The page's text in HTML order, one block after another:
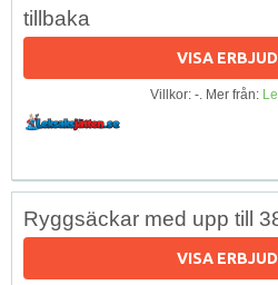
tillbaka
VISA
Villkor: -. Mer från:
Ryggsäckar med upp till
VISA